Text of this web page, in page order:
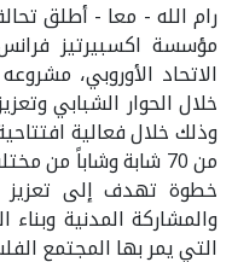
رام الله - معا - أطلق
الاتحاد الأوروبي،
خلال الحوار الشبابي
وذلك خلال فعالية
من 70 شابة وشاباً من
خطوة تهدف إلى تعزيز
والمشاركة المدنية
التي يمر بها المجتمع